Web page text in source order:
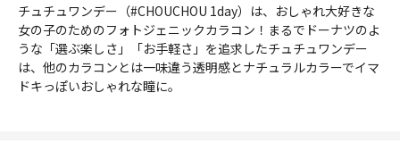
チュチュワンデー（#CHOUCHOU 1day）は、おしゃれ大好きな
女の子のためのフォトジェニックカラコン！まるでドーナツのよ
うな「選ぶ楽しさ」「お手軽さ」を追求したチュチュワンデー
は、他のカラコンとは一味違う透明感とナチュラルカラーでイマ
ドキっぽいおしゃれな瞳に。